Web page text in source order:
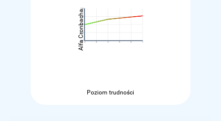
Poziom trudności
Alfa Cronbacha